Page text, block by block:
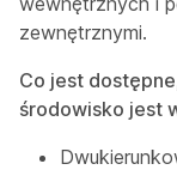
zewnętrznymi.
Co jest
środowisko jest